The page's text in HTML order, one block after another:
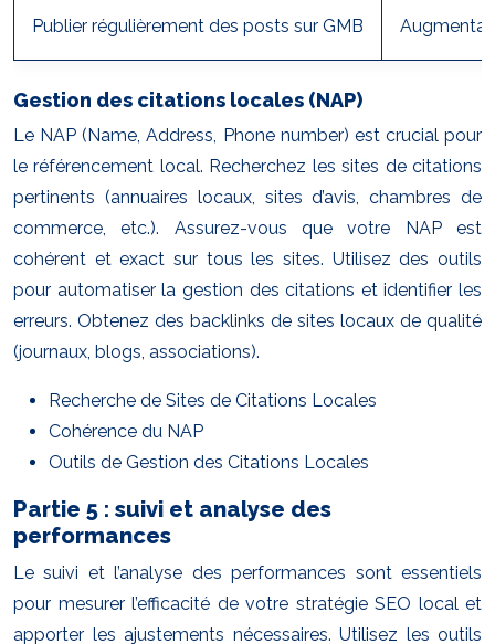
Publier régulièrement des posts sur GMB
Gestion des citations locales (NAP)
Le NAP (Name, Address, Phone number) est crucial pour
le référencement local. Recherchez les sites de citations
pertinents (annuaires locaux, sites d’avis, chambres de
commerce, etc.). Assurez-vous que votre NAP est
cohérent et exact sur tous les sites. Utilisez des outils
pour automatiser la gestion des citations et identifier les
erreurs. Obtenez des backlinks de sites locaux de qualité
(journaux, blogs, associations).
Recherche de Sites de Citations Locales
Cohérence du NAP
Outils de Gestion des Citations Locales
Partie 5 : suivi et analyse des
performances
Le suivi et l’analyse des performances sont essentiels
pour mesurer l’efficacité de votre stratégie SEO local et
apporter les ajustements nécessaires. Utilisez les outils